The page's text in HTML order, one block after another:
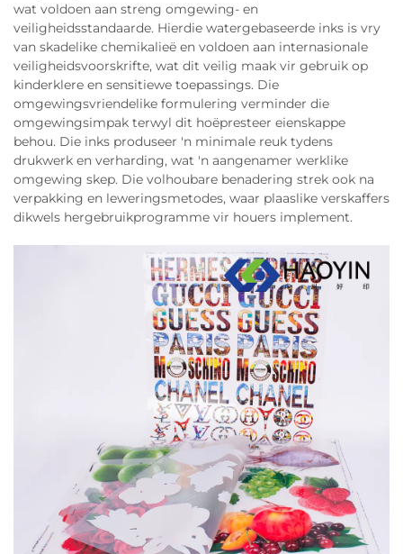
wat voldoen aan streng omgewing- en
veiligheidsstandaarde. Hierdie watergebaseerde inks is vry
van skadelike chemikalieë en voldoen aan internasionale
veiligheidsvoorskrifte, wat dit veilig maak vir gebruik op
kinderklere en sensitiewe toepassings. Die
omgewingsvriendelike formulering verminder die
omgewingsimpak terwyl dit hoëpresteer eienskappe
behou. Die inks produseer 'n minimale reuk tydens
drukwerk en verharding, wat 'n aangenamer werklike
omgewing skep. Die volhoubare benadering strek ook na
verpakking en leweringsmetodes, waar plaaslike verskaffers
dikwels hergebruikprogramme vir houers implement.